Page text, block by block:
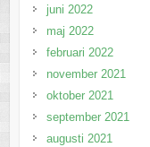
juni 2022
maj 2022
februari 2022
november 2021
oktober 2021
september 2021
augusti 2021